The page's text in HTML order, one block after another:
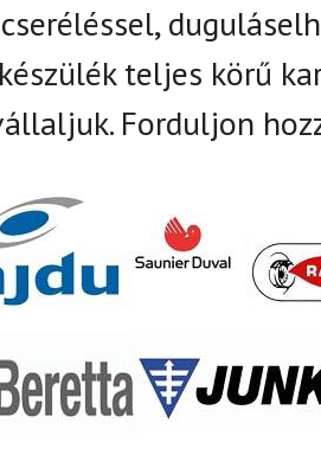
teljes körű
Forduljon